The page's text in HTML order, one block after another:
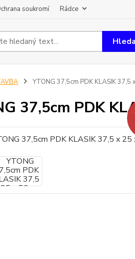
soukromí Rádce
YTONG 37,5cm PDK KLASIK 37,5
37,5cm PDK